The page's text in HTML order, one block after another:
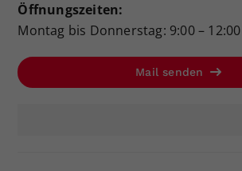
Öffnungszeiten:
Montag bis Donnerstag: 9:00 –
Mail senden